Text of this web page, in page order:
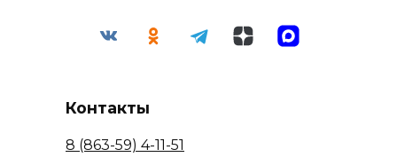
Контакты
8 (863-59) 4-11-51